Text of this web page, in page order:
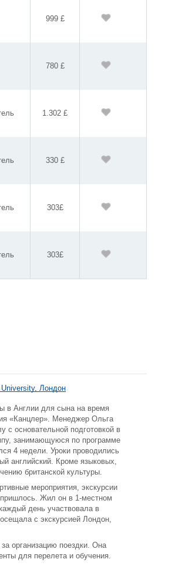
999 £
780 £
1.302 £
330 £
303£
303£
Лондон
в Англии для сына на время
«Канцлер». Менеджер Ольга
основательной подготовкой в
занимающуюся по программе
4 недели. Уроки проводились
английский. Кроме языковых,
британской культуры.
мероприятия, экскурсии
пришлось. Жил он в 1-местном
день участвовала в
с экскурсией Лондон,
организацию поездки. Она
для перелета и обучения.